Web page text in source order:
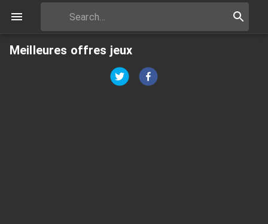
Meilleures offres jeux